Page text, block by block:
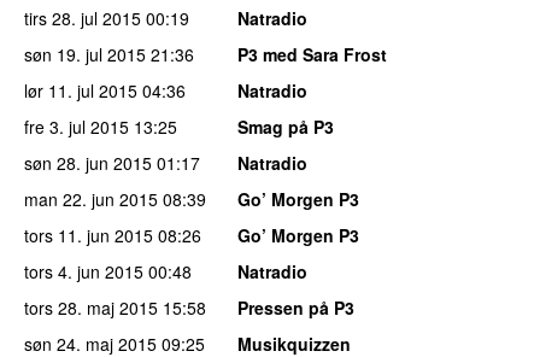
tirs 28. jul 2015 00:19
Natradio
søn 19. jul 2015 21:36
P3 med Sara Frost
lør 11. jul 2015 04:36
Natradio
fre 3. jul 2015 13:25
Smag på P3
søn 28. jun 2015 01:17
Natradio
man 22. jun 2015 08:39
Go’ Morgen P3
tors 11. jun 2015 08:26
Go’ Morgen P3
tors 4. jun 2015 00:48
Natradio
tors 28. maj 2015 15:58
Pressen på P3
søn 24. maj 2015 09:25
Musikquizzen